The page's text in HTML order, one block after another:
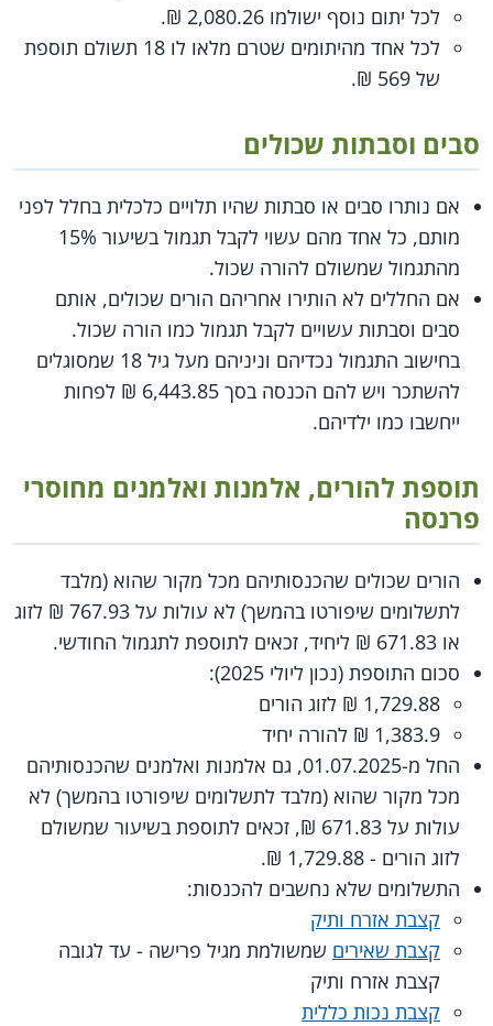
לכל יתום נוסף ישולמו 2,080.26 ₪.
לכל אחד מהיתומים שטרם מלאו לו 18 תשולם תוספת
של 569 ₪.
סבים וסבתות שכולים
אם נותרו סבים או סבתות שהיו תלויים כלכלית בחלל לפני
מותם, כל אחד מהם עשוי לקבל תגמול בשיעור 15%
מהתגמול שמשולם להורה שכול.
אם החללים לא הותירו אחריהם הורים שכולים, אותם
סבים וסבתות עשויים לקבל תגמול כמו הורה שכול.
בחישוב התגמול נכדיהם וניניהם מעל גיל 18 שמסוגלים
להשתכר ויש להם הכנסה בסך 6,443.85 ₪ לפחות
ייחשבו כמו ילדיהם.
תוספת להורים, אלמנות ואלמנים מחוסרי
פרנסה
הורים שכולים שהכנסותיהם מכל מקור שהוא (מלבד
לתשלומים שיפורטו בהמשך) לא עולות על 767.93 ₪ לזוג
או 671.83 ₪ ליחיד, זכאים לתוספת לתגמול החודשי.
סכום התוספת (נכון ליולי 2025):
1,729.88 ₪ לזוג הורים
1,383.9 ₪ להורה יחיד
החל מ-01.07.2025, גם אלמנות ואלמנים שהכנסותיהם
מכל מקור שהוא (מלבד לתשלומים שיפורטו בהמשך) לא
עולות על 671.83 ₪, זכאים לתוספת בשיעור שמשולם
לזוג הורים - 1,729.88 ₪.
התשלומים שלא נחשבים להכנסות:
קצבת אזרח ותיק
קצבת שאירים שמשולמת מגיל פרישה - עד לגובה
קצבת אזרח ותיק
קצבת נכות כללית